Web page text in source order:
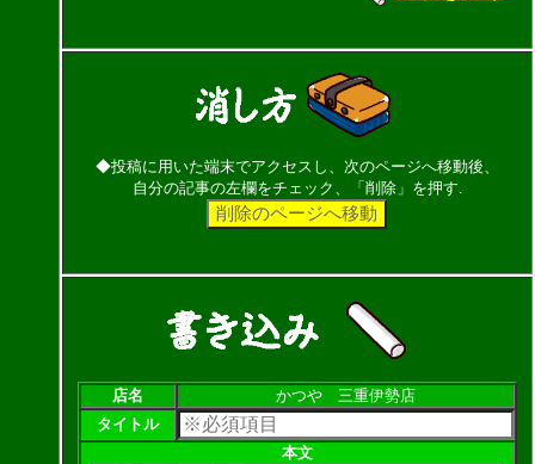
◆投稿に用いた端末でアクセスし、次のページへ移動後、
自分の記事の左欄をチェック、「削除」を押す.
店名
かつや 三重伊勢店
タイトル
本文